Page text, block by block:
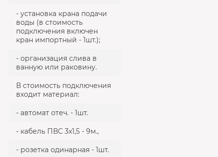
- установка крана подачи
воды (в стоимость
подключения включен
кран импортный - 1шт.);
- организация слива в
ванную или раковину.
В стоимость подключения
входит материал:
- автомат отеч. - 1шт.
- кабель ПВС 3х1,5 - 9м.,
- розетка одинарная - 1шт.